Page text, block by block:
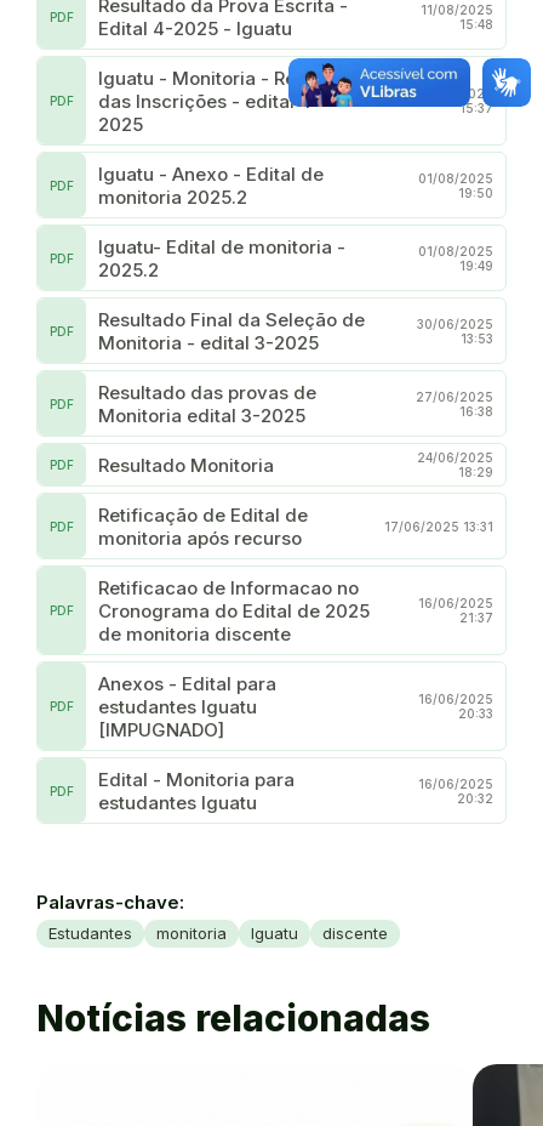
Resultado da Prova Escrita -
Edital 4-2025 - Iguatu
PDF
11/08/2025
15:48
Iguatu - Monitoria - Resultado
das Inscrições - edital 4 -
2025
PDF
06/08/2025
15:37
Iguatu - Anexo - Edital de
monitoria 2025.2
PDF
01/08/2025
19:50
Iguatu- Edital de monitoria -
2025.2
PDF
01/08/2025
19:49
Resultado Final da Seleção de
Monitoria - edital 3-2025
PDF
30/06/2025
13:53
Resultado das provas de
Monitoria edital 3-2025
PDF
27/06/2025
16:38
Resultado Monitoria
PDF
24/06/2025
18:29
Retificação de Edital de
monitoria após recurso
PDF 17/06/2025 13:31
Retificacao de Informacao no
Cronograma do Edital de 2025
de monitoria discente
PDF
16/06/2025
21:37
Anexos - Edital para
estudantes Iguatu
[IMPUGNADO]
PDF
16/06/2025
20:33
Edital - Monitoria para
estudantes Iguatu
PDF
16/06/2025
20:32
Palavras-chave:
Estudantes monitoria Iguatu discente
Notícias relacionadas